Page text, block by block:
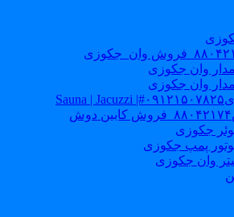
وان جکوزی
وان جکوزی
جکوزی
پمپ جکوزی
وان جکوزی